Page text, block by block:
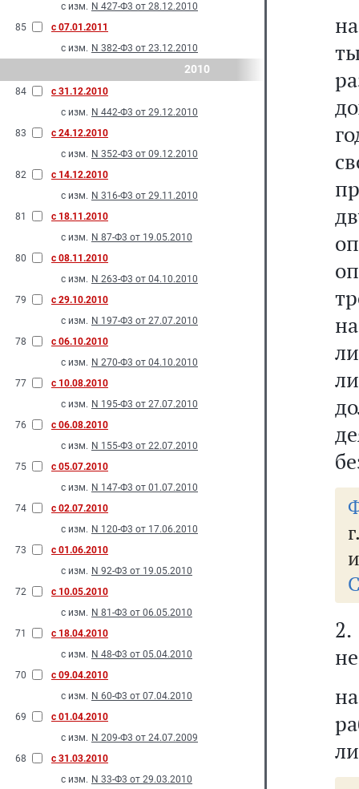
с изм. N 427-Ф3 от 28.12.2010
85
с 07.01.2011
с изм. N 382-Ф3 от 23.12.2010
2010
84
с 31.12.2010
с изм. N 442-Ф3 от 29.12.2010
83
с 24.12.2010
с изм. N 352-Ф3 от 09.12.2010
82
с 14.12.2010
с изм. N 316-Ф3 от 29.11.2010
81
с 18.11.2010
с изм. N 87-Ф3 от 19.05.2010
80
с 08.11.2010
с изм. N 263-Ф3 от 04.10.2010
79
с 29.10.2010
с изм. N 197-Ф3 от 27.07.2010
78
с 06.10.2010
с изм. N 270-Ф3 от 04.10.2010
77
с 10.08.2010
с изм. N 195-Ф3 от 27.07.2010
76
с 06.08.2010
с изм. N 155-Ф3 от 22.07.2010
75
с 05.07.2010
с изм. N 147-Ф3 от 01.07.2010
74
с 02.07.2010
с изм. N 120-Ф3 от 17.06.2010
73
с 01.06.2010
с изм. N 92-Ф3 от 19.05.2010
72
с 10.05.2010
с изм. N 81-Ф3 от 06.05.2010
71
с 18.04.2010
с изм. N 48-Ф3 от 05.04.2010
70
с 09.04.2010
с изм. N 60-Ф3 от 07.04.2010
69
с 01.04.2010
с изм. N 209-Ф3 от 24.07.2009
68
с 31.03.2010
с изм. N 33-Ф3 от 29.03.2010